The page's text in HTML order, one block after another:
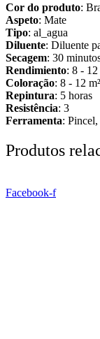
Cor do produto:
Aspeto: Mate
Tipo: al_agua
Diluente: Diluente
Secagem: 30
Rendimiento: 8 - 12
Coloração: 8 - 12
Repintura: 5 horas
Resistência: 3
Ferramenta:
Produtos
Facebook-f